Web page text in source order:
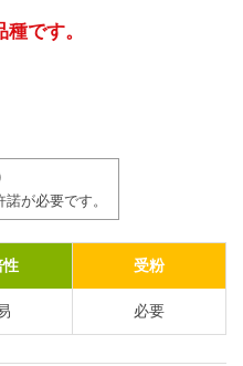
です。
が必要です。
性 受粉
必要